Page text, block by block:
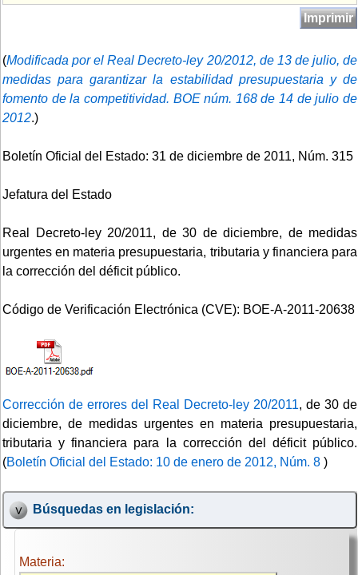
Imprimir
(Modificada por el Real Decreto-ley 20/2012, de 13 de julio, de
medidas para garantizar la estabilidad presupuestaria y de
fomento de la competitividad. BOE núm. 168 de 14 de julio de
2012.)
Boletín Oficial del Estado: 31 de diciembre de 2011, Núm. 315
Jefatura del Estado
Real Decreto-ley 20/2011, de 30 de diciembre, de medidas
urgentes en materia presupuestaria, tributaria y financiera para
la corrección del déficit público.
Código de Verificación Electrónica (CVE): BOE-A-2011-20638
Corrección de errores del Real Decreto-ley 20/2011, de 30 de
diciembre, de medidas urgentes en materia presupuestaria,
tributaria y financiera para la corrección del déficit público.
(Boletín Oficial del Estado: 10 de enero de 2012, Núm. 8 )
Búsquedas en legislación:
Materia: